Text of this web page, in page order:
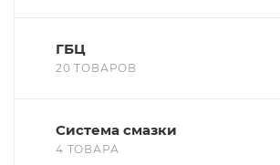
ГБЦ
20 ТОВАРОВ
Система смазки
4 ТОВАРА